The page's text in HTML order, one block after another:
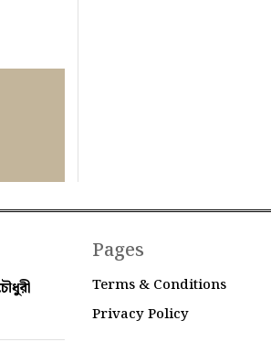
Pages
Terms & Conditions
Privacy Policy